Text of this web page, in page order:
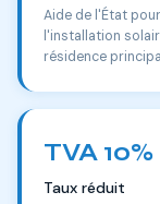
Aide de l'État pour
l'installation
résidence
TVA 10%
Taux réduit